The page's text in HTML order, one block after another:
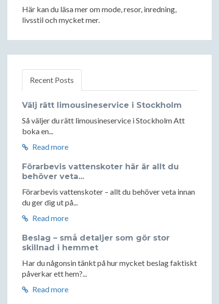
Här kan du läsa mer om mode, resor, inredning,
livsstil och mycket mer.
Recent Posts
Välj rätt limousineservice i Stockholm
Så väljer du rätt limousineservice i Stockholm Att
boka en...
Read more
Förarbevis vattenskoter här är allt du
behöver veta...
Förarbevis vattenskoter – allt du behöver veta innan
du ger dig ut på...
Read more
Beslag – små detaljer som gör stor
skillnad i hemmet
Har du någonsin tänkt på hur mycket beslag faktiskt
påverkar ett hem?...
Read more